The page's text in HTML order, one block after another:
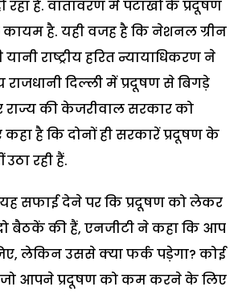
रहा है. वातावरण में पटाखों के प्रदूषण
है. यही वजह है कि नेशनल ग्रीन
राष्ट्रीय हरित न्यायाधिकरण ने
राजधानी दिल्ली में प्रदूषण से बिगड़े
राज्य की केजरीवाल सरकार को
है कि दोनों ही सरकारें प्रदूषण के
रही हैं.
सफाई देने पर कि प्रदूषण को लेकर
बैठकें की हैं, एनजीटी ने कहा कि आप
लेकिन उससे क्या फर्क पड़ेगा? कोई
आपने प्रदूषण को कम करने के लिए